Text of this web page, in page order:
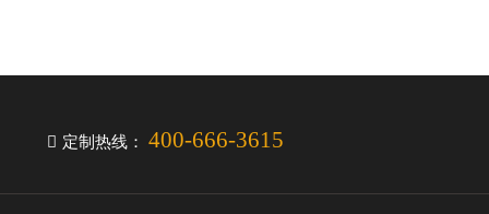
定制热线： 400-666-3615